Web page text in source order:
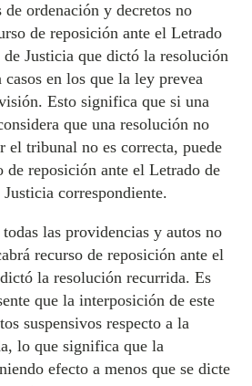
ordenación y decretos no
de reposición ante el Letrado
Justicia que dictó la resolución
en los que la ley prevea
Esto significa que si una
que una resolución no
tribunal no es correcta, puede
de reposición ante el Letrado de
correspondiente.
las providencias y autos no
recurso de reposición ante el
la resolución recurrida. Es
que la interposición de este
suspensivos respecto a la
lo que significa que la
efecto a menos que se dicte